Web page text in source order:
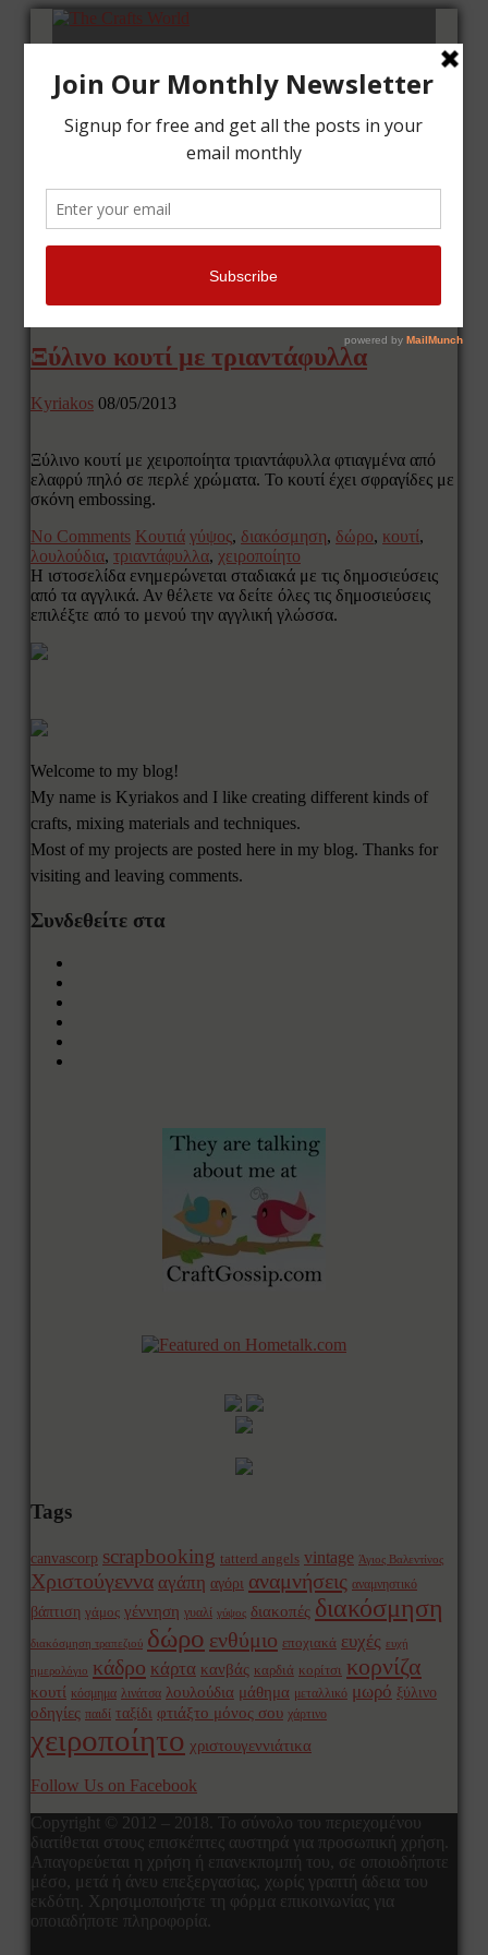
Μαθήματα
Κάρτες
Επικοινωνία
Tag Archives: τριαντάφυλλα
Ξύλινο κουτί με τριαντάφυλλα
Kyriakos 08/05/2013
Ξύλινο κουτί με χειροποίητα τριαντάφυλλα φτιαγμένα από
ελαφρύ πηλό σε περλέ χρώματα. Το κουτί έχει σφραγίδες με
σκόνη embossing.
No Comments Κουτιά γύψος, διακόσμηση, δώρο, κουτί,
λουλούδια, τριαντάφυλλα, χειροποίητο
Η ιστοσελίδα ενημερώνεται σταδιακά με τις δημοσιεύσεις
από τα αγγλικά. Αν θέλετε να δείτε όλες τις δημοσιεύσεις
επιλέξτε από το μενού την αγγλική γλώσσα.
Welcome to my blog!
My name is Kyriakos and I like creating different kinds of
crafts, mixing materials and techniques.
Most of my projects are posted here in my blog. Thanks for
visiting and leaving comments.
Συνδεθείτε στα
Tags
canvascorp scrapbooking tatterd angels vintage Άγιος Βαλεντίνος
Χριστούγεννα αγάπη αγόρι αναμνήσεις αναμνηστικό
βάπτιση γάμος γέννηση γυαλί γύψος διακοπές διακόσμηση
διακόσμηση τραπεζιού δώρο ενθύμιο εποχιακά ευχές ευχή
ημερολόγιο κάδρο κάρτα κανβάς καρδιά κορίτσι κορνίζα
κουτί κόσμημα λινάτσα λουλούδια μάθημα μεταλλικό μωρό ξύλινο
οδηγίες παιδί ταξίδι φτιάξτο μόνος σου χάρτινο
χειροποίητο χριστουγεννιάτικα
Follow Us on Facebook
Copyright © 2012 – 2018. Το σύνολο του περιεχομένου
διατίθεται στους επισκέπτες αυστηρά για προσωπική χρήση.
Απαγορεύεται η χρήση ή επανεκπομπή του, σε οποιοδήποτε
μέσο, μετά ή άνευ επεξεργασίας, χωρίς γραπτή άδεια του
εκδότη. Χρησιμοποιήστε τη φόρμα επικοινωνίας για
οποιαδήποτε πληροφορία.